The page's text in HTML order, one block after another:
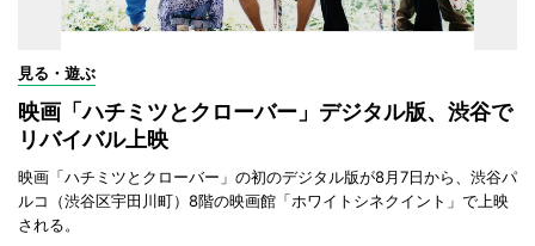
見る・遊ぶ
映画「ハチミツとクローバー」デジタル版、渋谷で
リバイバル上映
映画「ハチミツとクローバー」の初のデジタル版が8月7日から、渋谷パ
ルコ（渋谷区宇田川町）8階の映画館「ホワイトシネクイント」で上映
される。